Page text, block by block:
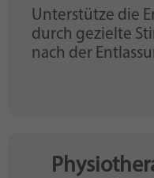
Unterstütze die
durch gezielte
nach der